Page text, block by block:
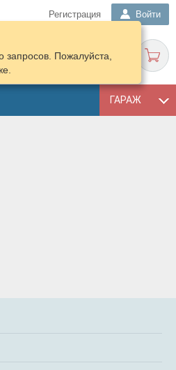
Регистрация Войти
ГАРАЖ
Пожалуйста,